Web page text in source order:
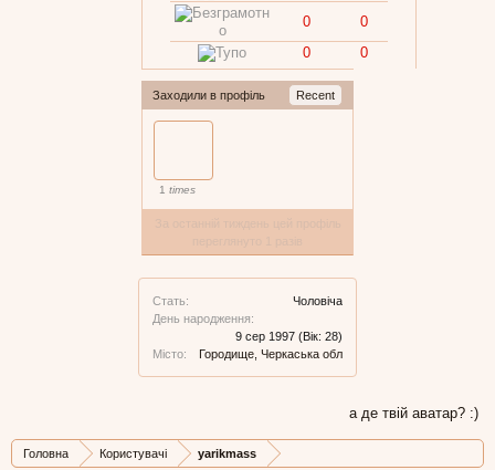
0
0
0
0
Заходили в профіль Recent
1 times
Стать:
Чоловіча
День народження:
9 сер 1997 (Вік: 28)
Місто:
Городище, Черкаська обл
а де твій аватар? :)
Головна Користувачі yarikmass